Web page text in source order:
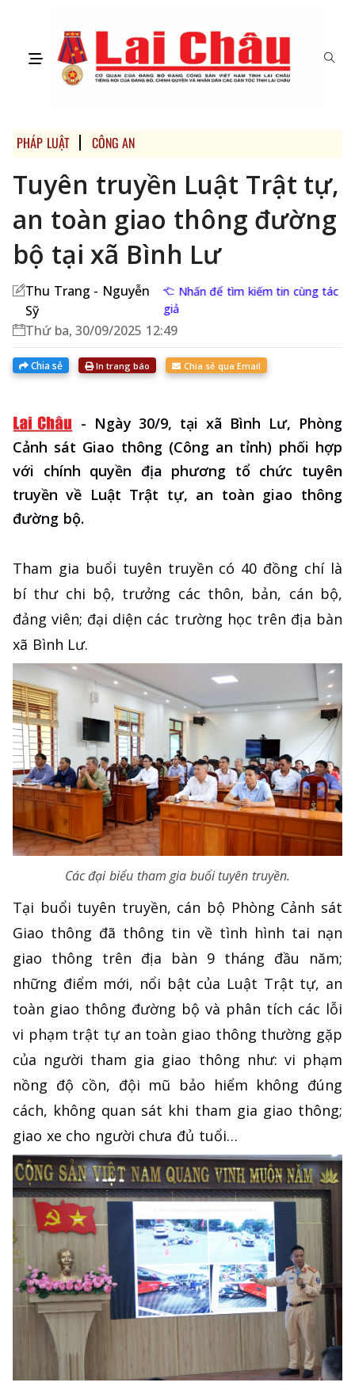
PHÁP LUẬT CÔNG AN
Tuyên truyền Luật Trật tự,
an toàn giao thông đường
bộ tại xã Bình Lư
Thu Trang - Nguyễn
Sỹ
Nhấn để tìm kiếm tin cùng tác
giả
Thứ ba, 30/09/2025 12:49
Chia sẻ In trang báo Chia sẻ qua Email
- Ngày 30/9, tại xã Bình Lư, Phòng
Cảnh sát Giao thông (Công an tỉnh) phối hợp
với chính quyền địa phương tổ chức tuyên
truyền về Luật Trật tự, an toàn giao thông
đường bộ.
Tham gia buổi tuyên truyền có 40 đồng chí là
bí thư chi bộ, trưởng các thôn, bản, cán bộ,
đảng viên; đại diện các trường học trên địa bàn
xã Bình Lư.
Các đại biểu tham gia buổi tuyên truyền.
Tại buổi tuyên truyền, cán bộ Phòng Cảnh sát
Giao thông đã thông tin về tình hình tai nạn
giao thông trên địa bàn 9 tháng đầu năm;
những điểm mới, nổi bật của Luật Trật tự, an
toàn giao thông đường bộ và phân tích các lỗi
vi phạm trật tự an toàn giao thông thường gặp
của người tham gia giao thông như: vi phạm
nồng độ cồn, đội mũ bảo hiểm không đúng
cách, không quan sát khi tham gia giao thông;
giao xe cho người chưa đủ tuổi…